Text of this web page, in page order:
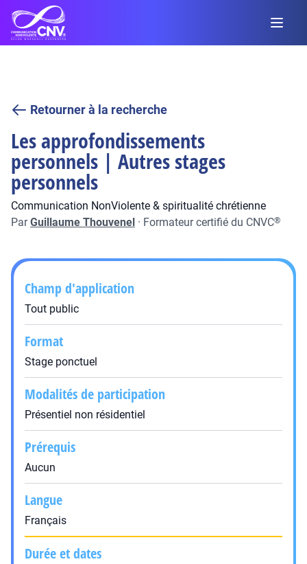
Retourner à la recherche
Les approfondissements
personnels | Autres stages
personnels
Communication NonViolente & spiritualité chrétienne
ParGuillaume Thouvenel · Formateur certifié du CNVC®
Champ d'application
Tout public
Format
Stage ponctuel
Modalités de participation
Présentiel non résidentiel
Prérequis
Aucun
Langue
Français
Durée et dates